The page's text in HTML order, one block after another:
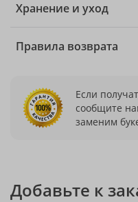
Хранение и уход
Правила возврата
Если
сообщите
заменим
Добавьте к